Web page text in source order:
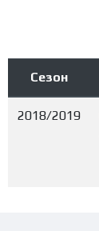
Сезон
2018/2019